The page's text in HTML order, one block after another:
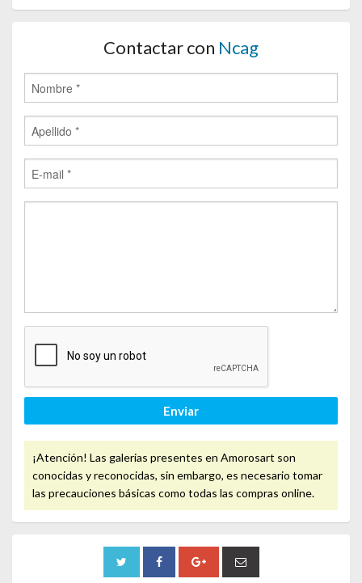
Contactar con Ncag
Enviar
¡Atención! Las galerias presentes en Amorosart son
conocidas y reconocidas, sin embargo, es necesario tomar
las precauciones básicas como todas las compras online.